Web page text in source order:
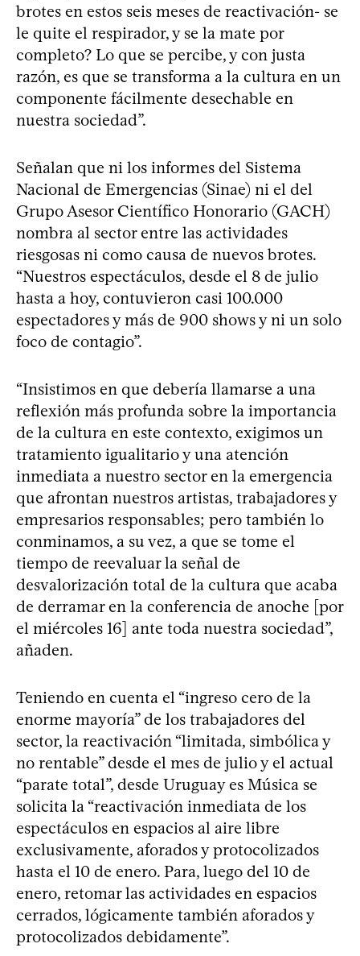
brotes en estos seis meses de reactivación- se
le quite el respirador, y se la mate por
completo? Lo que se percibe, y con justa
razón, es que se transforma a la cultura en un
componente fácilmente desechable en
nuestra sociedad”.
Señalan que ni los informes del Sistema
Nacional de Emergencias (Sinae) ni el del
Grupo Asesor Científico Honorario (GACH)
nombra al sector entre las actividades
riesgosas ni como causa de nuevos brotes.
“Nuestros espectáculos, desde el 8 de julio
hasta a hoy, contuvieron casi 100.000
espectadores y más de 900 shows y ni un solo
foco de contagio”.
“Insistimos en que debería llamarse a una
reflexión más profunda sobre la importancia
de la cultura en este contexto, exigimos un
tratamiento igualitario y una atención
inmediata a nuestro sector en la emergencia
que afrontan nuestros artistas, trabajadores y
empresarios responsables; pero también lo
conminamos, a su vez, a que se tome el
tiempo de reevaluar la señal de
desvalorización total de la cultura que acaba
de derramar en la conferencia de anoche [por
el miércoles 16] ante toda nuestra sociedad”,
añaden.
Teniendo en cuenta el “ingreso cero de la
enorme mayoría” de los trabajadores del
sector, la reactivación “limitada, simbólica y
no rentable” desde el mes de julio y el actual
“parate total”, desde Uruguay es Música se
solicita la “reactivación inmediata de los
espectáculos en espacios al aire libre
exclusivamente, aforados y protocolizados
hasta el 10 de enero. Para, luego del 10 de
enero, retomar las actividades en espacios
cerrados, lógicamente también aforados y
protocolizados debidamente”.